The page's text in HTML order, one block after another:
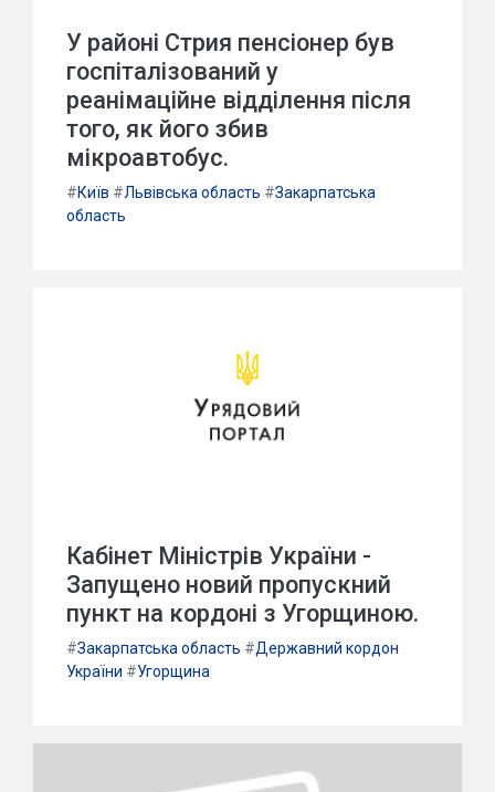
У районі Стрия пенсіонер був
госпіталізований у
реанімаційне відділення після
того, як його збив
мікроавтобус.
#Київ #Львівська область #Закарпатська
область
Кабінет Міністрів України -
Запущено новий пропускний
пункт на кордоні з Угорщиною.
#Закарпатська область #Державний кордон
України #Угорщина